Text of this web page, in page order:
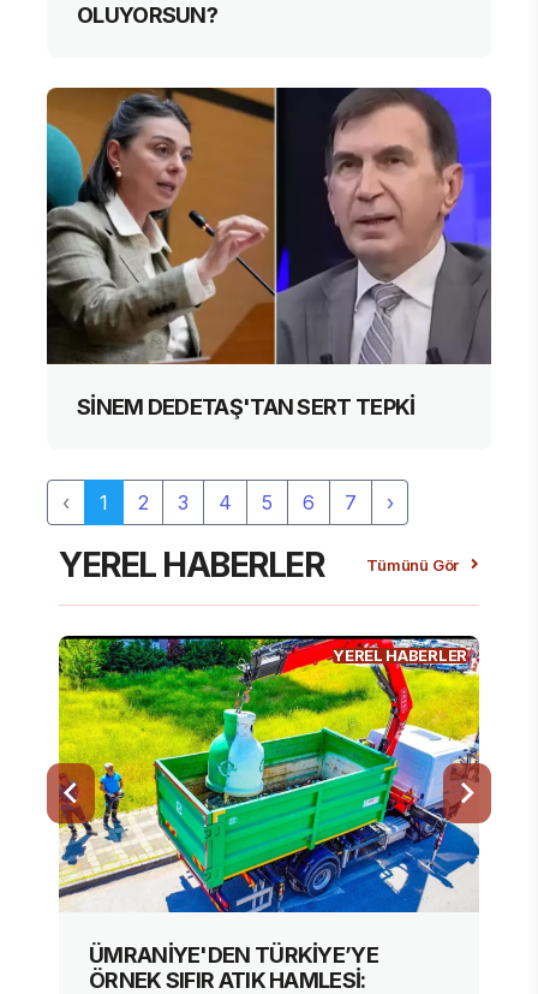
OLUYORSUN?
SİNEM DEDETAŞ'TAN SERT TEPKİ
‹ 1 2 3 4 5 6 7 ›
YEREL HABERLER Tümünü Gör
YEREL HABERLER
ÜMRANİYE'DEN TÜRKİYE’YE
ÖRNEK SIFIR ATIK HAMLESİ: